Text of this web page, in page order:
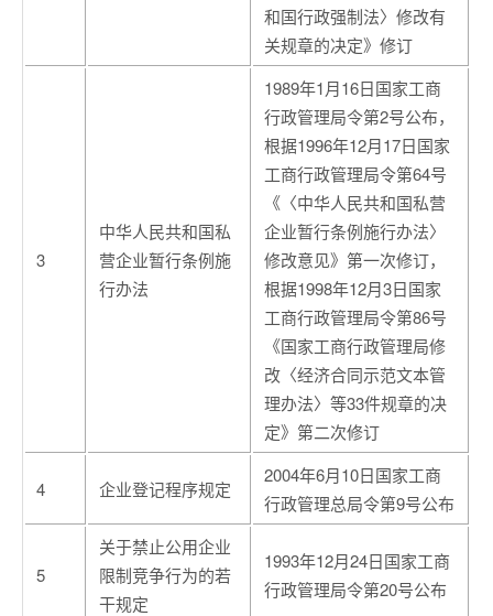
和国行政强制法〉修改有
关规章的决定》修订
3
中华人民共和国私
营企业暂行条例施
行办法
1989年1月16日国家工商
行政管理局令第2号公布，
根据1996年12月17日国家
工商行政管理局令第64号
《〈中华人民共和国私营
企业暂行条例施行办法〉
修改意见》第一次修订，
根据1998年12月3日国家
工商行政管理局令第86号
《国家工商行政管理局修
改〈经济合同示范文本管
理办法〉等33件规章的决
定》第二次修订
4 企业登记程序规定
2004年6月10日国家工商
行政管理总局令第9号公布
5
关于禁止公用企业
限制竞争行为的若
干规定
1993年12月24日国家工商
行政管理局令第20号公布